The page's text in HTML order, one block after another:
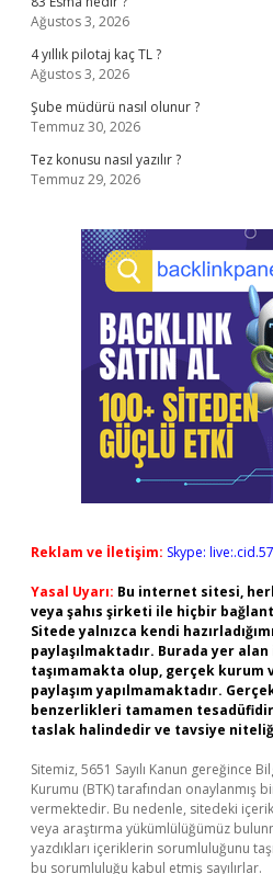
Ağustos 3, 2026
4 yıllık pilotaj kaç TL ?
Ağustos 3, 2026
Şube müdürü nasıl olunur ?
Temmuz 30, 2026
Tez konusu nasıl yazılır ?
Temmuz 29, 2026
Reklam ve İletişim: Skype:
Yasal Uyarı: Bu internet sitesi,
veya şahıs şirketi ile hiçbir
Sitede yalnızca kendi
paylaşılmaktadır. Burada yer
taşımamakta olup, gerçek kurum
paylaşım yapılmamaktadır.
benzerlikleri tamamen
taslak halindedir ve tavsiye
Sitemiz, 5651 Sayılı Kanun gereğince
Kurumu (BTK) tarafından onaylanmış
vermektedir. Bu nedenle, sitedeki
veya araştırma yükümlülüğümüz
yazdıkları içeriklerin sorumluluğunu
bu sorumluluğu kabul etmiş sayılırlar.